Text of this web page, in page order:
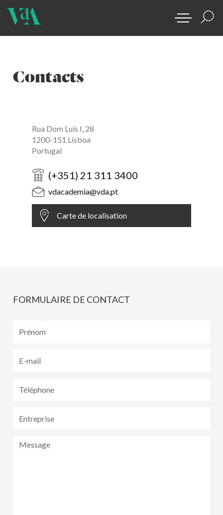
Contacts
Rua Dom Luís I, 28
1200-151 Lisboa
Portugal
(+351) 21 311 3400
vdacademia@vda.pt
Carte de localisation
FORMULAIRE DE CONTACT
mail